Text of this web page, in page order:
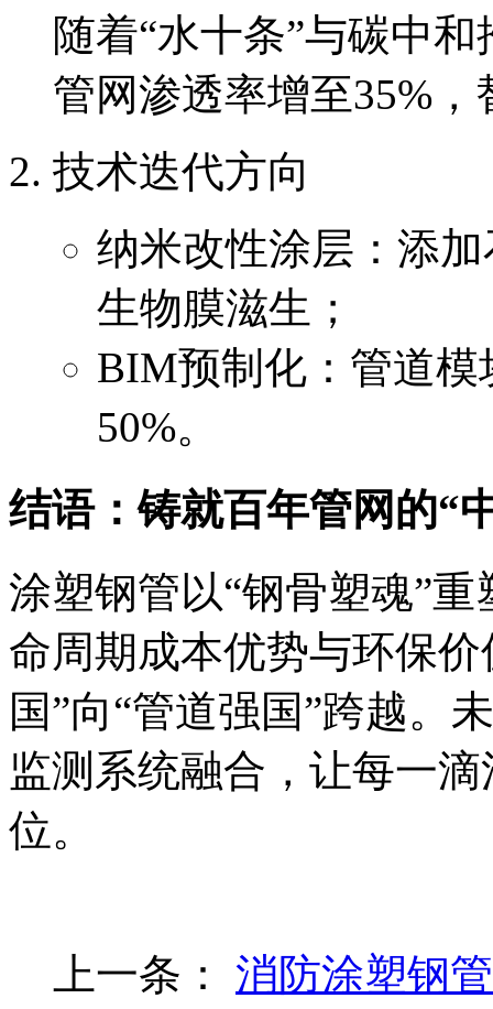
随着“水十条”与碳中
管网渗透率增至35%
技术迭代方向
纳米改性涂层：添
生物膜滋生；
BIM预制化：管道
50%。
结语：铸就百年管网的“
涂塑钢管以“钢骨塑魂”
命周期成本优势与环保
国”向“管道强国”跨越。
监测系统融合，让每一
位。
上一条： 消防涂塑钢